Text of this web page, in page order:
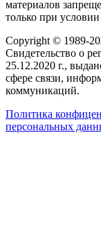
материалов
только при
Copyright © 1989-
Свидетельство о
25.12.2020 г.,
сфере связи,
коммуникаций.
Политика
персональных